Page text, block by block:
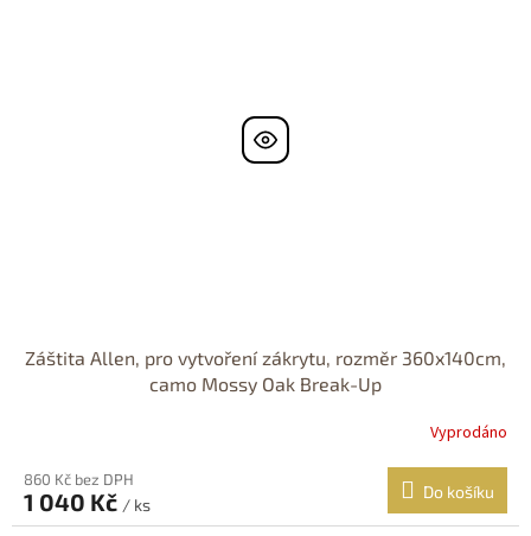
Záštita Allen, pro vytvoření zákrytu, rozměr 360x140cm,
camo Mossy Oak Break-Up
Vyprodáno
860 Kč bez DPH
1 040 Kč / ks
Do košíku